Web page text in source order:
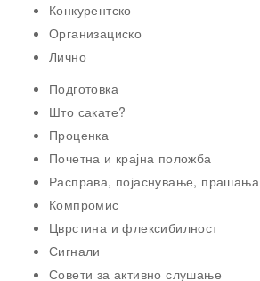
Конкурентско
Организациско
Лично
Подготовка
Што сакате?
Проценка
Почетна и крајна положба
Расправа, појаснување, прашања
Компромис
Цврстина и флексибилност
Сигнали
Совети за активно слушање